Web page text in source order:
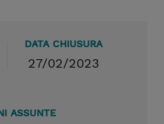
DATA CHIUSURA
27/02/2023
ASSUNTE